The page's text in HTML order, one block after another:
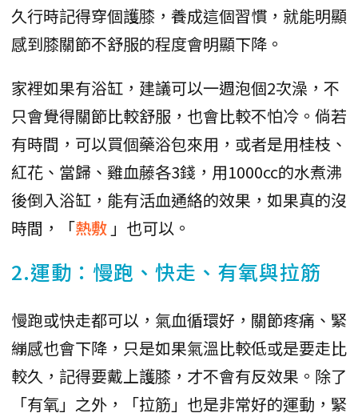
久行時記得穿個護膝，養成這個習慣，就能明顯
感到膝關節不舒服的程度會明顯下降。
家裡如果有浴缸，建議可以一週泡個2次澡，不
只會覺得關節比較舒服，也會比較不怕冷。倘若
有時間，可以買個藥浴包來用，或者是用桂枝、
紅花、當歸、雞血藤各3錢，用1000cc的水煮沸
後倒入浴缸，能有活血通絡的效果，如果真的沒
時間，「熱敷 」也可以。
2.運動：慢跑、快走、有氧與拉筋
慢跑或快走都可以，氣血循環好，關節疼痛、緊
繃感也會下降，只是如果氣溫比較低或是要走比
較久，記得要戴上護膝，才不會有反效果。除了
「有氧」之外，「拉筋」也是非常好的運動，緊